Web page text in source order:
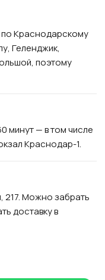
Краснодарскому
Геленджик,
поэтому
минут — в том числе
Краснодар-1.
217. Можно забрать
доставку в